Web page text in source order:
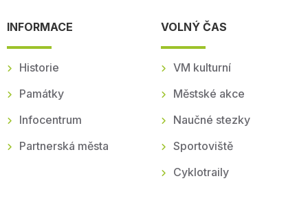
INFORMACE
Historie
Památky
Infocentrum
Partnerská města
VOLNÝ ČAS
VM kulturní
Městské akce
Naučné stezky
Sportoviště
Cyklotraily